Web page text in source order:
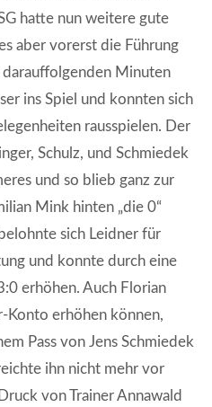
hatte nun weitere gute
aber vorerst die Führung
Minuten
ins Spiel und konnten sich
rausspielen. Der
Schulz, und Schmiedek
und so blieb ganz zur
Mink hinten „die 0“
sich Leidner für
und konnte durch eine
erhöhen. Auch Florian
Konto erhöhen können,
Pass von Jens Schmiedek
ihn nicht mehr vor
von Trainer Annawald